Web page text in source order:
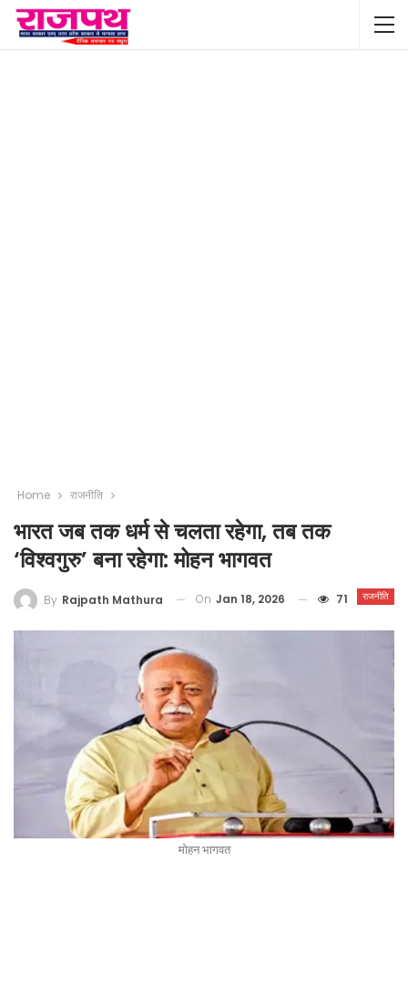
Home राजनीति
भारत जब तक धर्म से चलता रहेगा, तब तक
‘विश्वगुरु’ बना रहेगा: मोहन भागवत
राजनीति
By Rajpath Mathura On Jan 18, 2026 71
मोहन भागवत